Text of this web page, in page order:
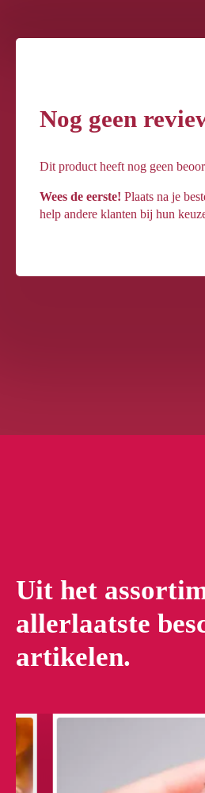
Nog geen
Dit product heeft nog geen
Wees de eerste! Plaats na je
help andere klanten bij hun
Uit het
allerlaatste
artikelen.